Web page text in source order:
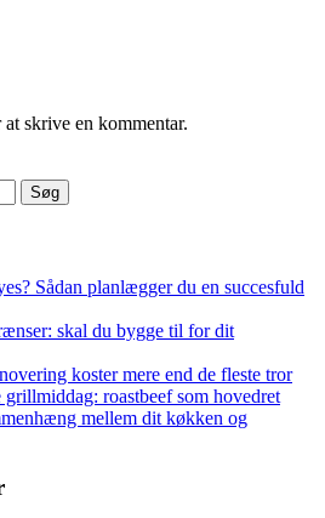
at skrive en kommentar.
Sådan planlægger du en succesfuld
skal du bygge til for dit
koster mere end de fleste tror
roastbeef som hovedret
mellem dit køkken og